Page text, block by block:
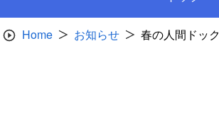
Home お知らせ 春の人間ドッ